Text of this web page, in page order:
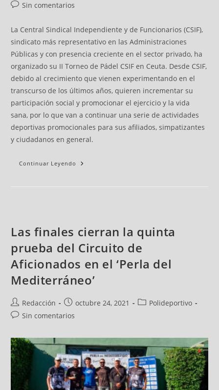
Sin comentarios
La Central Sindical Independiente y de Funcionarios (CSIF),
sindicato más representativo en las Administraciones
Públicas y con presencia creciente en el sector privado, ha
organizado su II Torneo de Pádel CSIF en Ceuta. Desde CSIF,
debido al crecimiento que vienen experimentando en el
transcurso de los últimos años, quieren incrementar su
participación social y promocionar el ejercicio y la vida
sana, por lo que van a continuar una serie de actividades
deportivas promocionales para sus afiliados, simpatizantes
y ciudadanos en general.
Continuar Leyendo
Las finales cierran la quinta
prueba del Circuito de
Aficionados en el ‘Perla del
Mediterráneo’
Redacción octubre 24, 2021
Polideportivo
Sin comentarios